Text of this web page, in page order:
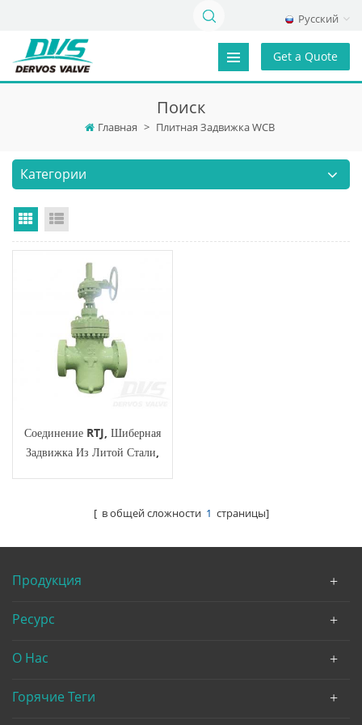
Русский
Get a Quote
Поиск
Главная > Плитная Задвижка WCB
Категории
Grid View
Соединение RTJ, Шиберная
Задвижка Из Литой Стали,
Коробкой Передач
[ в общей сложности 1 страницы]
Продукция
Ресурс
О Нас
Горячие Теги